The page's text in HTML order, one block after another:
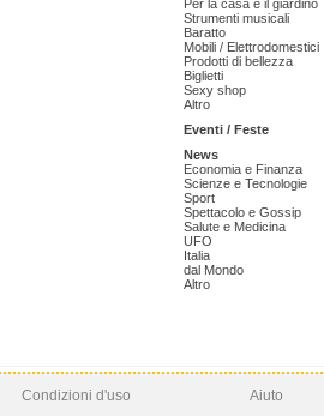
Per la casa e il giardino
Strumenti musicali
Baratto
Mobili / Elettrodomestici
Prodotti di bellezza
Biglietti
Sexy shop
Altro
Eventi / Feste
News
Economia e Finanza
Scienze e Tecnologie
Sport
Spettacolo e Gossip
Salute e Medicina
UFO
Italia
dal Mondo
Altro
Condizioni d'uso
Aiuto